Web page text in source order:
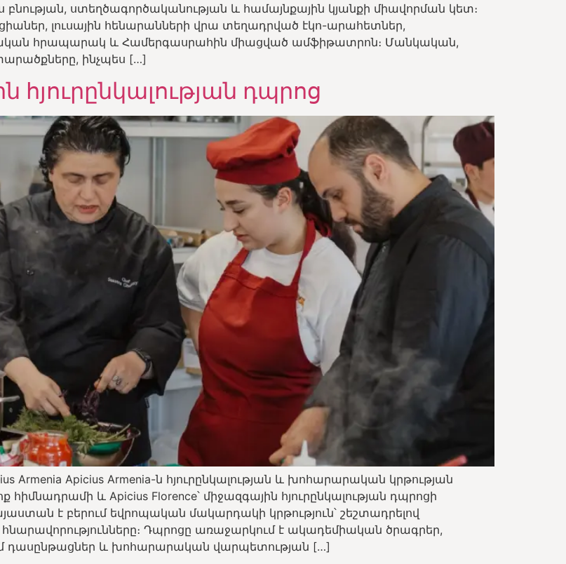
ստեղծագործականության և համայնքային կյանքի միավորման կետ։
լուսային հենարանների վրա տեղադրված էկո-արահետներ,
հրապարակ և Համերգասրահին միացված ամֆիթատրոն։ Մանկական,
ինչպես […]
հյուրընկալության դպրոց
Armenia Apicius Armenia-ն հյուրընկալության և խոհարարական կրթության
և Apicius Florence՝ միջազգային հյուրընկալության դպրոցի
է բերում եվրոպական մակարդակի կրթություն՝ շեշտադրելով
հնարավորությունները։ Դպրոցը առաջարկում է ակադեմիական ծրագրեր,
և խոհարարական վարպետության […]